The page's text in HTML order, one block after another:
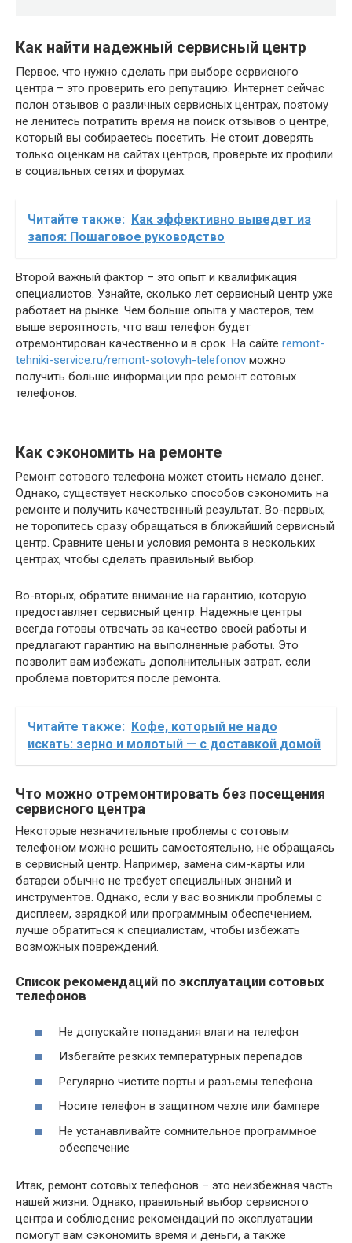
Как найти надежный сервисный центр
Первое, что нужно сделать при выборе сервисного
центра – это проверить его репутацию. Интернет сейчас
полон отзывов о различных сервисных центрах, поэтому
не ленитесь потратить время на поиск отзывов о центре,
который вы собираетесь посетить. Не стоит доверять
только оценкам на сайтах центров, проверьте их профили
в социальных сетях и форумах.
Читайте также: Как эффективно выведет из
запоя: Пошаговое руководство
Второй важный фактор – это опыт и квалификация
специалистов. Узнайте, сколько лет сервисный центр уже
работает на рынке. Чем больше опыта у мастеров, тем
выше вероятность, что ваш телефон будет
отремонтирован качественно и в срок. На сайте remont-
tehniki-service.ru/remont-sotovyh-telefonov можно
получить больше информации про ремонт сотовых
телефонов.
Как сэкономить на ремонте
Ремонт сотового телефона может стоить немало денег.
Однако, существует несколько способов сэкономить на
ремонте и получить качественный результат. Во-первых,
не торопитесь сразу обращаться в ближайший сервисный
центр. Сравните цены и условия ремонта в нескольких
центрах, чтобы сделать правильный выбор.
Во-вторых, обратите внимание на гарантию, которую
предоставляет сервисный центр. Надежные центры
всегда готовы отвечать за качество своей работы и
предлагают гарантию на выполненные работы. Это
позволит вам избежать дополнительных затрат, если
проблема повторится после ремонта.
Читайте также: Кофе, который не надо
искать: зерно и молотый — с доставкой домой
Что можно отремонтировать без посещения
сервисного центра
Некоторые незначительные проблемы с сотовым
телефоном можно решить самостоятельно, не обращаясь
в сервисный центр. Например, замена сим-карты или
батареи обычно не требует специальных знаний и
инструментов. Однако, если у вас возникли проблемы с
дисплеем, зарядкой или программным обеспечением,
лучше обратиться к специалистам, чтобы избежать
возможных повреждений.
Список рекомендаций по эксплуатации сотовых
телефонов
Не допускайте попадания влаги на телефон
Избегайте резких температурных перепадов
Регулярно чистите порты и разъемы телефона
Носите телефон в защитном чехле или бампере
Не устанавливайте сомнительное программное
обеспечение
Итак, ремонт сотовых телефонов – это неизбежная часть
нашей жизни. Однако, правильный выбор сервисного
центра и соблюдение рекомендаций по эксплуатации
помогут вам сэкономить время и деньги, а также